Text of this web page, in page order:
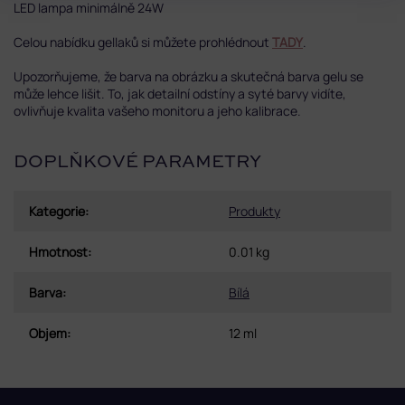
LED lampa minimálně 24W
Celou nabídku gellaků si můžete prohlédnout TADY
Upozorňujeme, že barva na obrázku a skutečná barva gelu se
může lehce lišit. To, jak detailní odstíny a syté barvy vidíte,
ovlivňuje kvalita vašeho monitoru a jeho kalibrace.
DOPLŇKOVÉ PARAMETRY
Kategorie: Produkty
Hmotnost: 0.01 kg
Barva: Bílá
Objem: 12 ml